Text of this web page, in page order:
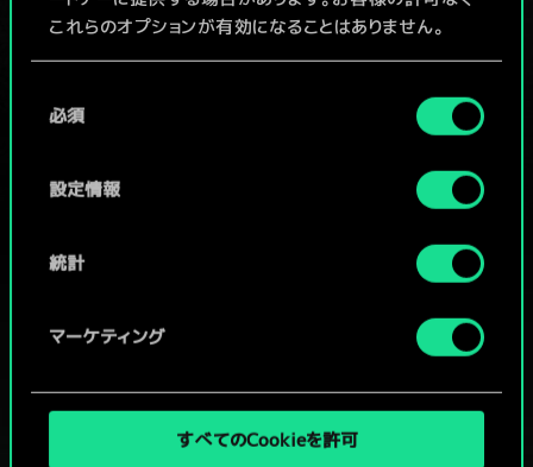
これらのオプションが有効になることはありません。
詳細は、下記の「設定」メニューでご確認ください。
必須
設定情報
統計
マーケティング
すべてのCookieを許可
/